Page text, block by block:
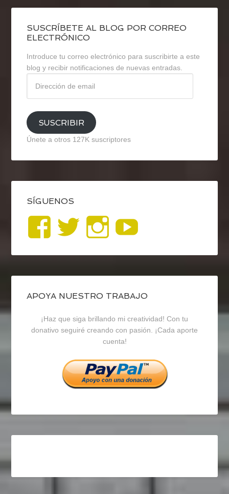
SUSCRÍBETE AL BLOG POR CORREO
ELECTRÓNICO
Introduce tu correo electrónico para suscribirte a este
blog y recibir notificaciones de nuevas entradas.
email
SUSCRIBIR
Únete a otros 127K suscriptores
SÍGUENOS
Ver
perfil
de
blogrecursosep
en
Facebook
Ver
perfil
de
recursosep
en
Twitter
Ver
perfil
de
recursosep
en
Instagram
APOYA NUESTRO TRABAJO
¡Haz que siga brillando mi creatividad! Con tu
donativo seguiré creando con pasión. ¡Cada aporte
cuenta!